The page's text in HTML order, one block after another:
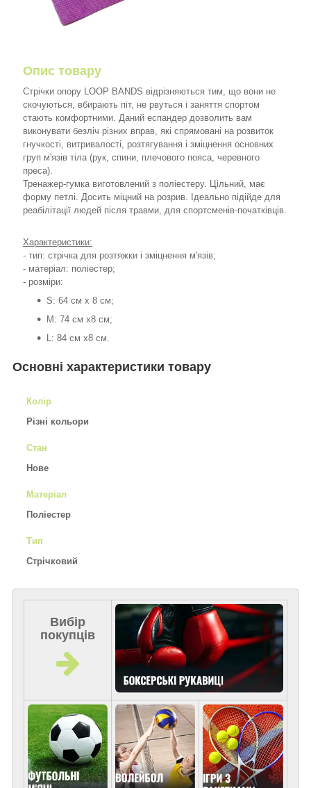
Опис товару
Стрічки опору LOOP BANDS відрізняються тим, що вони не
скочуються, вбирають піт, не рвуться і заняття спортом
стають комфортними. Даний еспандер дозволить вам
виконувати безліч різних вправ, які спрямовані на розвиток
гнучкості, витривалості, розтягування і зміцнення основних
груп м'язів тіла (рук, спини, плечового пояса, черевного
преса).
Тренажер-гумка виготовлений з поліестеру. Цільний, має
форму петлі. Досить міцний на розрив. Ідеально підійде для
реабілітації людей після травми, для спортсменів-початківців.
Характеристики:
- тип: стрічка для розтяжки і зміцнення м'язів;
- матеріал: поліестер;
- розміри:
S: 64 см х 8 см;
М: 74 см x8 см;
L: 84 см x8 см.
Основні характеристики товару
Колір
Різні кольори
Стан
Нове
Матеріал
Поліестер
Тип
Стрічковий
Вибір
покупців